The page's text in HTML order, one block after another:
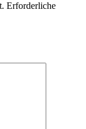
Erforderliche